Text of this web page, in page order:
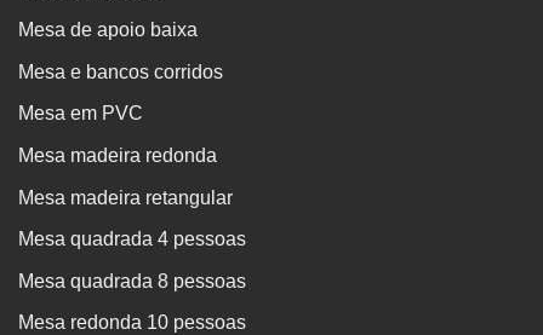
Mesa de apoio baixa
Mesa e bancos corridos
Mesa em PVC
Mesa madeira redonda
Mesa madeira retangular
Mesa quadrada 4 pessoas
Mesa quadrada 8 pessoas
Mesa redonda 10 pessoas